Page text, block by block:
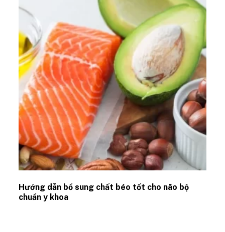
Hướng dẫn bổ sung chất béo tốt cho não bộ
chuẩn y khoa